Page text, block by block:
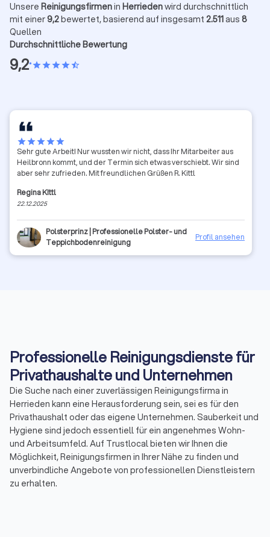
Unsere Reinigungsfirmenin Herriedenwird durchschnittlich
mit einer9,2bewertet, basierend auf insgesamt 2.511aus 8
Quellen
Durchschnittliche Bewertung
9,2•starstarstarstarstar_half
starstarstarstarstar
Sehr gute Arbeit! Nur wussten wir nicht, dass Ihr Mitarbeiter aus
Heilbronn kommt, und der Termin sich etwas verschiebt. Wir sind
aber sehr zufrieden. Mit freundlichen Grüßen R. Kittl
Regina KIttl
22.12.2025
Polsterprinz | Professionelle Polster- und
Teppichbodenreinigung
Profil ansehen
Professionelle Reinigungsdienste für
Privathaushalte und Unternehmen
Die Suche nach einer zuverlässigen Reinigungsfirma in
Herrieden kann eine Herausforderung sein, sei es für den
Privathaushalt oder das eigene Unternehmen. Sauberkeit und
Hygiene sind jedoch essentiell für ein angenehmes Wohn-
und Arbeitsumfeld. Auf Trustlocal bieten wir Ihnen die
Möglichkeit, Reinigungsfirmen in Ihrer Nähe zu finden und
unverbindliche Angebote von professionellen Dienstleistern
zu erhalten.